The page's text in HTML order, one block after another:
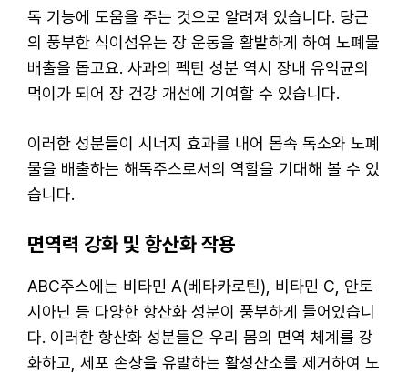
독 기능에 도움을 주는 것으로 알려져 있습니다. 당근
의 풍부한 식이섬유는 장 운동을 활발하게 하여 노폐물
배출을 돕고요. 사과의 펙틴 성분 역시 장내 유익균의
먹이가 되어 장 건강 개선에 기여할 수 있습니다.
이러한 성분들이 시너지 효과를 내어 몸속 독소와 노폐
물을 배출하는 해독주스로서의 역할을 기대해 볼 수 있
습니다.
면역력 강화 및 항산화 작용
ABC주스에는 비타민 A(베타카로틴), 비타민 C, 안토
시아닌 등 다양한 항산화 성분이 풍부하게 들어있습니
다. 이러한 항산화 성분들은 우리 몸의 면역 체계를 강
화하고, 세포 손상을 유발하는 활성산소를 제거하여 노